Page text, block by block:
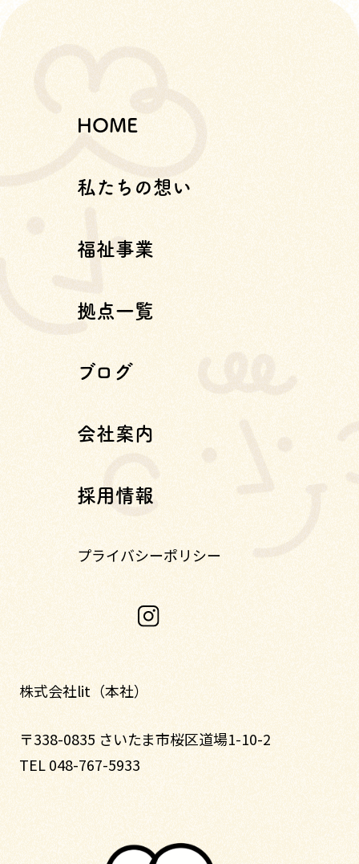
HOME
私たちの想い
福祉事業
拠点一覧
ブログ
会社案内
採用情報
プライバシーポリシー
株式会社lit（本社）
〒338-0835 さいたま市桜区道場1-10-2
TEL 048-767-5933